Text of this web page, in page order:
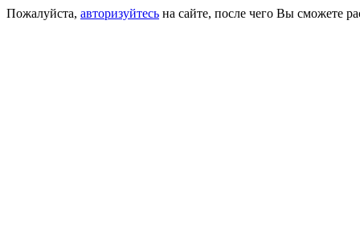
Пожалуйста, авторизуйтесь на сайте, после чего Вы сможете